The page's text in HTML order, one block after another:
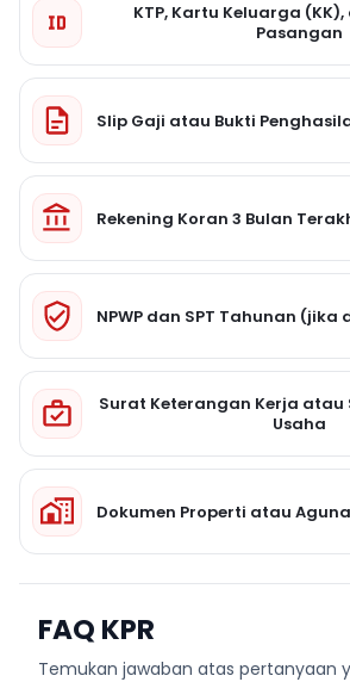
KTP, Kartu Keluarga
Pasangan
Slip Gaji atau Bukti
Rekening Koran 3 Bulan
NPWP dan SPT Tahunan (jika
Surat Keterangan Kerja
Usaha
Dokumen Properti atau
FAQ KPR
Temukan jawaban atas pertanyaan